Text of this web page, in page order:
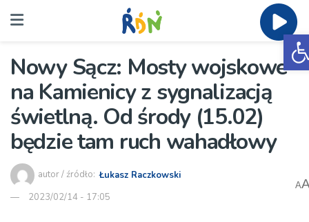
Nowy Sącz: Mosty wojskowe
na Kamienicy z sygnalizacją
świetlną. Od środy (15.02)
będzie tam ruch wahadłowy
autor / źródło: Łukasz Raczkowski
2023/02/14 - 17:05
A